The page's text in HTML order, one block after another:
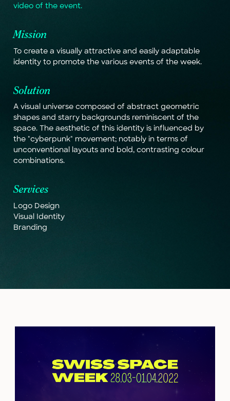
Services
Logo Design
Visua dentity
Brand ing
video of the event.
Mission
To create a visua y attractive and easil y adapta b e
identity to promote the various events of the week.
Solution
A visual universe composed of abstract geometric
shapes and starry backgrounds reminiscent of the
space. T he aesthetic of this identity is influenced by
the "cyberpunk" movement; notably in terms of
unconventional layouts and bold, contrasting colour
combinations.